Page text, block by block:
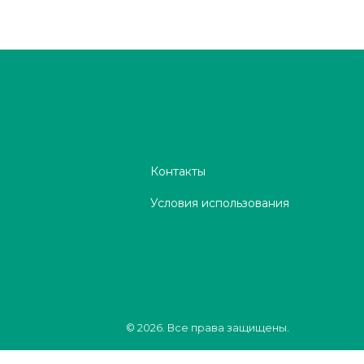
Контакты
Условия использования
© 2026. Все права защищены.